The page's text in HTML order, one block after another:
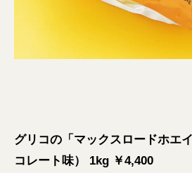
グリコの「マックスロードホエ
コレート味） 1kg ￥4,400